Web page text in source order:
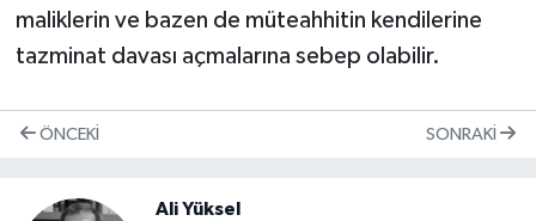
maliklerin ve bazen de müteahhitin kendilerine
tazminat davası açmalarına sebep olabilir.
ÖNCEKI SONRAKI
Ali Yüksel